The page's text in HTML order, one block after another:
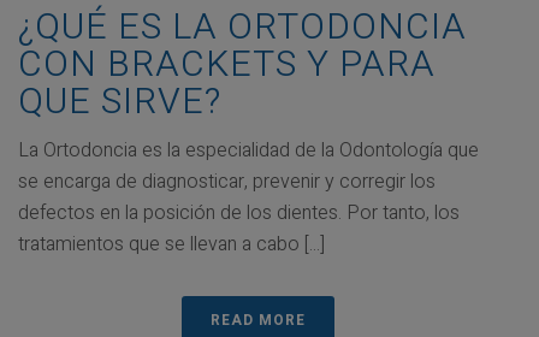
¿QUÉ ES LA ORTODONCIA
CON BRACKETS Y PARA
QUE SIRVE?
La Ortodoncia es la especialidad de la Odontología que
se encarga de diagnosticar, prevenir y corregir los
defectos en la posición de los dientes. Por tanto, los
tratamientos que se llevan a cabo [...]
READ MORE